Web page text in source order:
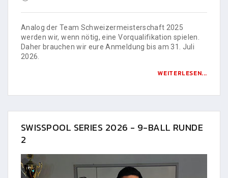
Analog der Team Schweizermeisterschaft 2025
werden wir, wenn nötig, eine Vorqualifikation spielen.
Daher brauchen wir eure Anmeldung bis am 31. Juli
2026.
WEITERLESEN...
SWISSPOOL SERIES 2026 - 9-BALL RUNDE
2